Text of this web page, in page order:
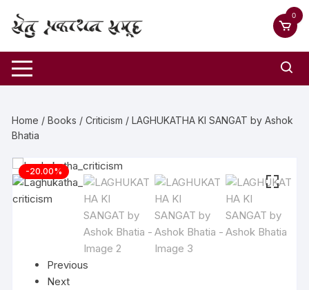
0
Home /Books /Criticism / LAGHUKATHA KI SANGAT by Ashok
Bhatia
-20.00%
Previous
Next